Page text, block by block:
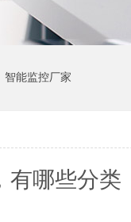
智能监控厂家
有哪些分类